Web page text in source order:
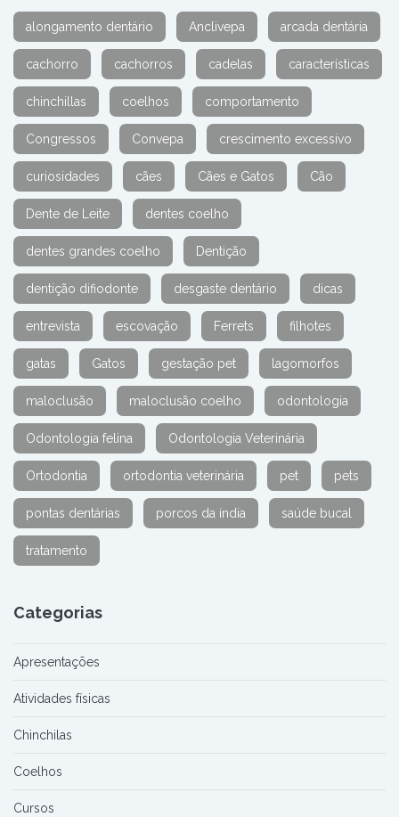
alongamento dentário Anclivepa arcada dentária
cachorro cachorros cadelas características
chinchillas coelhos comportamento
Congressos Convepa crescimento excessivo
curiosidades cães Cães e Gatos Cão
Dente de Leite dentes coelho
dentes grandes coelho Dentição
dentição difiodonte desgaste dentário dicas
entrevista escovação Ferrets filhotes
gatas Gatos gestação pet lagomorfos
maloclusão maloclusão coelho odontologia
Odontologia felina Odontologia Veterinária
Ortodontia ortodontia veterinária pet pets
pontas dentárias porcos da índia saúde bucal
tratamento
Categorias
Apresentações
Atividades físicas
Chinchilas
Coelhos
Cursos